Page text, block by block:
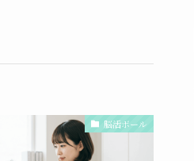
脳活ボール